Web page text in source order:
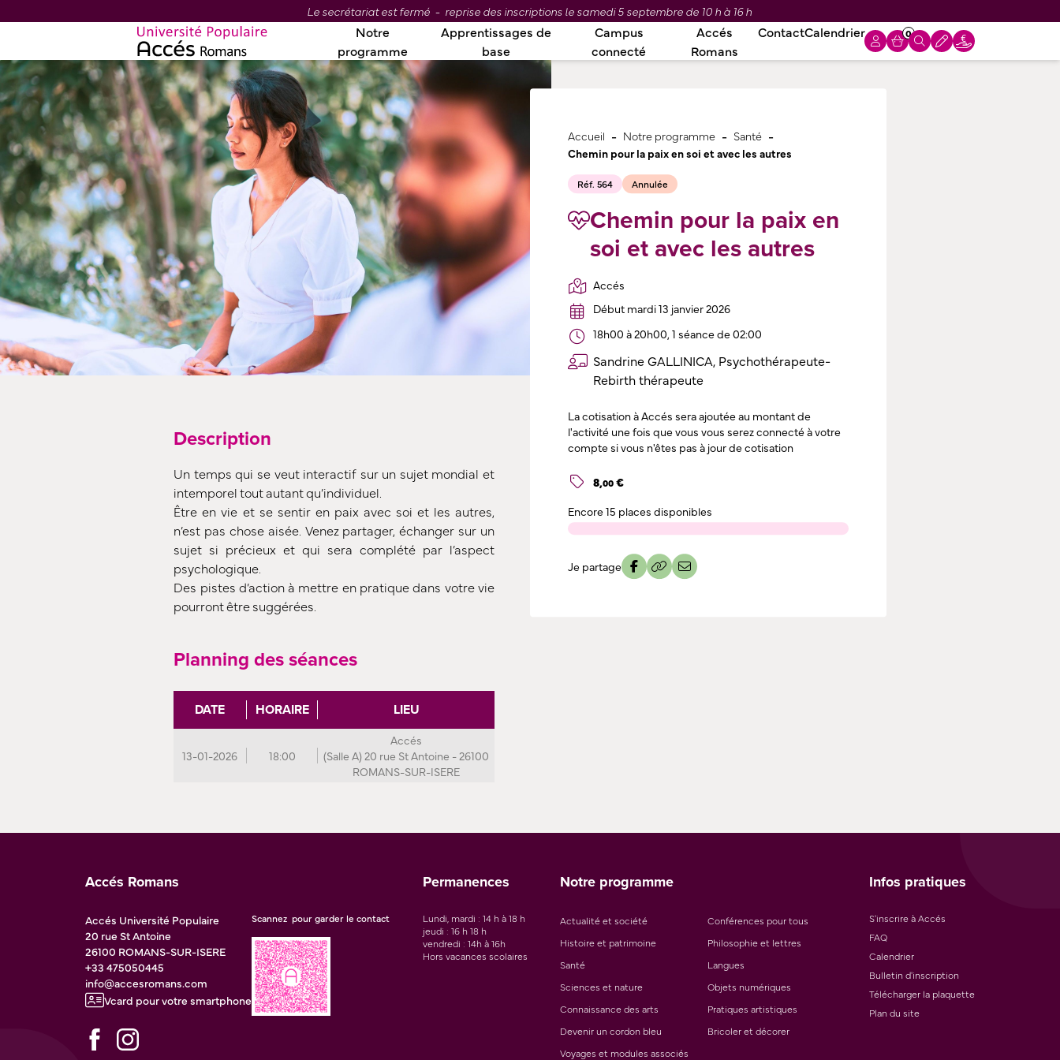
Le secrétariat est fermé - reprise des inscriptions le samedi 5 septembre de 10 h à 16 h
Notre
programme
Apprentissages de
base
Campus
connecté
Accés
Romans
ContactCalendrier 0
Description
Un temps qui se veut interactif sur un sujet mondial et
intemporel tout autant qu’individuel.
Être en vie et se sentir en paix avec soi et les autres,
n’est pas chose aisée. Venez partager, échanger sur un
sujet si précieux et qui sera complété par l’aspect
psychologique.
Des pistes d’action à mettre en pratique dans votre vie
pourront être suggérées.
Planning des séances
DATE HORAIRE LIEU
13-01-2026 18:00
Accés
(Salle A) 20 rue St Antoine - 26100
ROMANS-SUR-ISERE
Accueil - Notre programme - Santé -
Chemin pour la paix en soi et avec les autres
Réf. 564 Annulée
Chemin pour la paix en
soi et avec les autres
Accés
Début mardi 13 janvier 2026
18h00 à 20h00, 1 séance de 02:00
Sandrine GALLINICA, Psychothérapeute-
Rebirth thérapeute
La cotisation à Accés sera ajoutée au montant de
l'activité une fois que vous vous serez connecté à votre
compte si vous n'êtes pas à jour de cotisation
8,00€
Encore15 places disponibles
Je partage
Accés Romans
Accés Université Populaire
20 rue St Antoine
26100 ROMANS-SUR-ISERE
+33 475050445
info@accesromans.com
Vcard pour votre smartphone
Scannez pour garder le contact
Permanences
Lundi, mardi : 14 h à 18 h
jeudi : 16 h 18 h
vendredi : 14h à 16h
Hors vacances scolaires
Notre programme
Actualité et société
Conférences pour tous
Histoire et patrimoine
Philosophie et lettres
Santé
Langues
Sciences et nature
Objets numériques
Connaissance des arts
Pratiques artistiques
Devenir un cordon bleu
Bricoler et décorer
Voyages et modules associés
Infos pratiques
S'inscrire à Accés
FAQ
Calendrier
Bulletin d'inscription
Télécharger la plaquette
Plan du site